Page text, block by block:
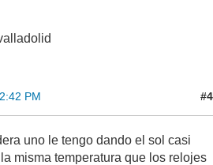
PM #4
uno le tengo dando el sol casi
misma temperatura que los relojes